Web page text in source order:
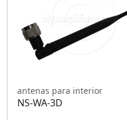
antenas para interior
NS-WA-3D